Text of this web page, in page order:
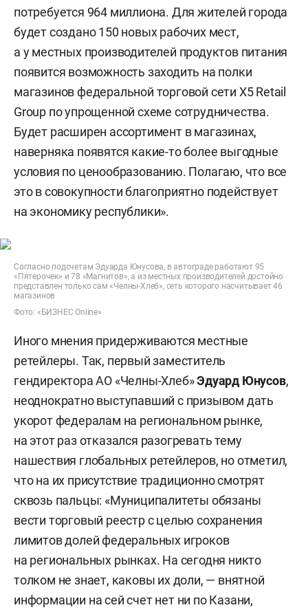
потребуется 964 миллиона. Для жителей города
будет создано 150 новых рабочих мест,
а у местных производителей продуктов питания
появится возможность заходить на полки
магазинов федеральной торговой сети X5 Retail
Group по упрощенной схеме сотрудничества.
Будет расширен ассортимент в магазинах,
наверняка появятся какие-то более выгодные
условия по ценообразованию. Полагаю, что все
это в совокупности благоприятно подействует
на экономику республики».
Согласно подсчетам Эдуарда Юнусова, в автограде работают 95
«Пятерочек» и 78 «Магнитов», а из местных производителей достойно
представлен только сам «Челны-Хлеб», сеть которого насчитывает 46
магазинов
Фото: «БИЗНЕС Online»
Иного мнения придерживаются местные
ретейлеры. Так, первый заместитель
гендиректора АО «Челны-Хлеб»Эдуард Юнусов,
неоднократно выступавший с призывом дать
укорот федералам на региональном рынке,
на этот раз отказался разогревать тему
нашествия глобальных ретейлеров, но отметил,
что на их присутствие традиционно смотрят
сквозь пальцы: «Муниципалитеты обязаны
вести торговый реестр с целью сохранения
лимитов долей федеральных игроков
на региональных рынках. На сегодня никто
толком не знает, каковы их доли, — внятной
информации на сей счет нет ни по Казани,